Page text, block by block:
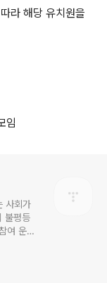
라 해당 유치원을
임
사회가
불평등
여 운